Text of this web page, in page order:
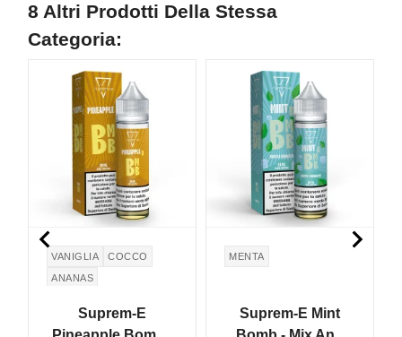
8 Altri Prodotti Della Stessa
Categoria:
VANIGLIA
COCCO
ANANAS
Suprem-E
MENTA
Suprem-E Mint
 